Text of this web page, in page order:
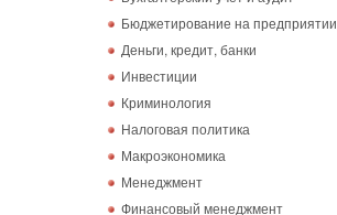
Бюджетирование на предприятии
Деньги, кредит, банки
Инвестиции
Криминология
Налоговая политика
Макроэкономика
Менеджмент
Финансовый менеджмент